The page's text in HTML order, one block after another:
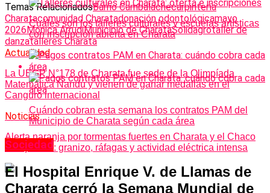
Temas RelacionadosBarrio Cambalachecarpintería
Charatacomunidad Charatadonación odontológicamayo
2026Monica ArrudiMunicipio de CharataSolidagrotaller de
danzatalleres Charata
Actualidad
La UEGP N°178 de Charata fue sede de la Olimpíada
Matemática Ñandú y vienen de ganar medallas en el
Canguro internacional
Noticias
Alerta naranja por tormentas fuertes en Charata y el Chaco
este jueves: granizo, ráfagas y actividad eléctrica intensa
Cuáles son los talleres culturales y escuelas artísticas
con inscripción abierta en Charata
Cuándo cobran esta semana los contratos PAM del
Municipio de Charata según cada área
Sociedad
El Hospital Enrique V. de Llamas de
Charata cerró la Semana Mundial de